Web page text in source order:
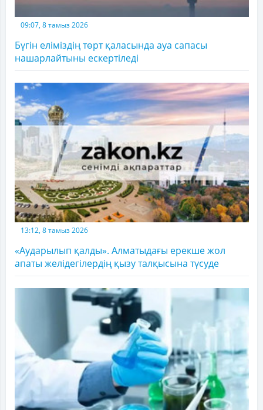
09:07, 8 тамыз 2026
Бүгін еліміздің төрт қаласында ауа сапасы
нашарлайтыны ескертіледі
13:12, 8 тамыз 2026
«Аударылып қалды». Алматыдағы ерекше жол
апаты желідегілердің қызу талқысына түсуде